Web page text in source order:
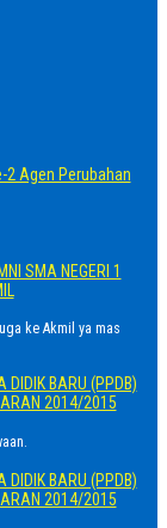
2 Agen Perubahan
SMA NEGERI 1
ke Akmil ya mas
DIDIK BARU (PPDB)
2014/2015
DIDIK BARU (PPDB)
2014/2015